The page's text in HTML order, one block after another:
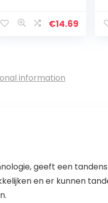
tandenstoker,
€14.69
information
geeft een
en er kunnen